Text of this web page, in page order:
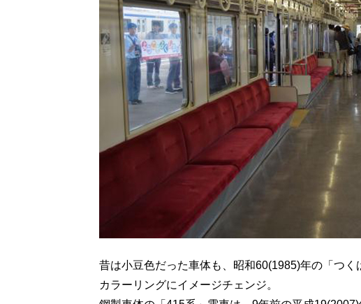
昔は小豆色だった車体も、昭和60(1985)年の「つ
カラーリングにイメージチェンジ。